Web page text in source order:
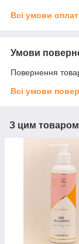
Всі умови
Умови
Повернення
Всі умови
З цим